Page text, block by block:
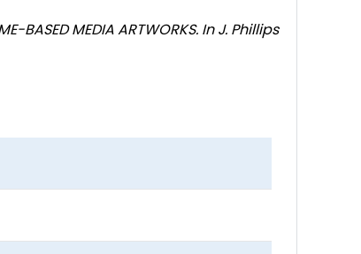
BASED MEDIA ARTWORKS. In J. Phillips